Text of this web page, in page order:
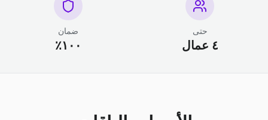
حتى
٤ عمال
ضمان
١٠٠٪